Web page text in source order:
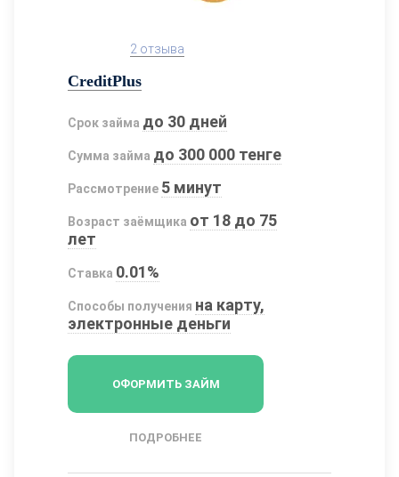
2 отзыва
CreditPlus
Срок займа до 30 дней
Сумма займа до 300 000 тенге
Рассмотрение 5 минут
Возраст заёмщика от 18 до 75
лет
Ставка 0.01%
Способы получения на карту,
электронные деньги
ОФОРМИТЬ ЗАЙМ
ПОДРОБНЕЕ